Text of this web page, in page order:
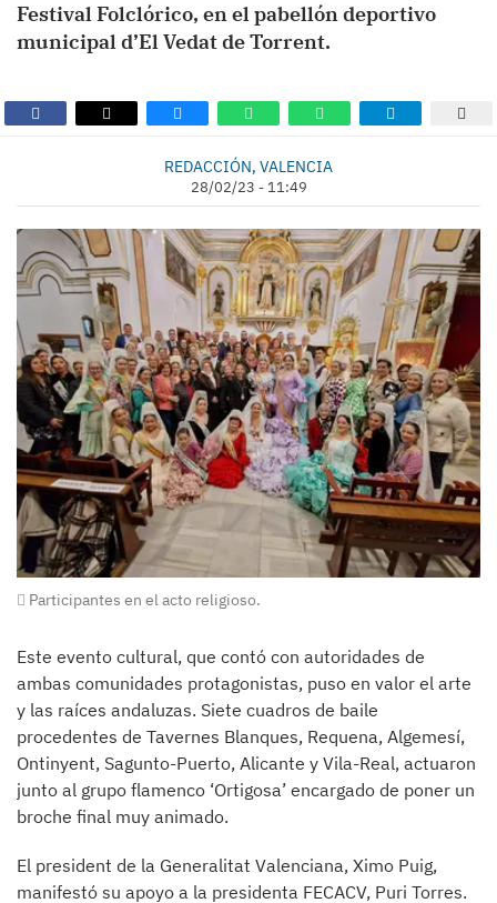
Festival Folclórico, en el pabellón deportivo
municipal d’El Vedat de Torrent.
REDACCIÓN, VALENCIA
28/02/23 - 11:49
Participantes en el acto religioso.
Este evento cultural, que contó con autoridades de
ambas comunidades protagonistas, puso en valor el arte
y las raíces andaluzas. Siete cuadros de baile
procedentes de Tavernes Blanques, Requena, Algemesí,
Ontinyent, Sagunto-Puerto, Alicante y Vila-Real, actuaron
junto al grupo flamenco ‘Ortigosa’ encargado de poner un
broche final muy animado.
El president de la Generalitat Valenciana, Ximo Puig,
manifestó su apoyo a la presidenta FECACV, Puri Torres.